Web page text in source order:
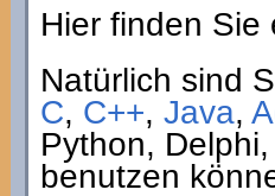
Hier finden Sie
Natürlich sind
C, C++, Java,
Python,
benutzen